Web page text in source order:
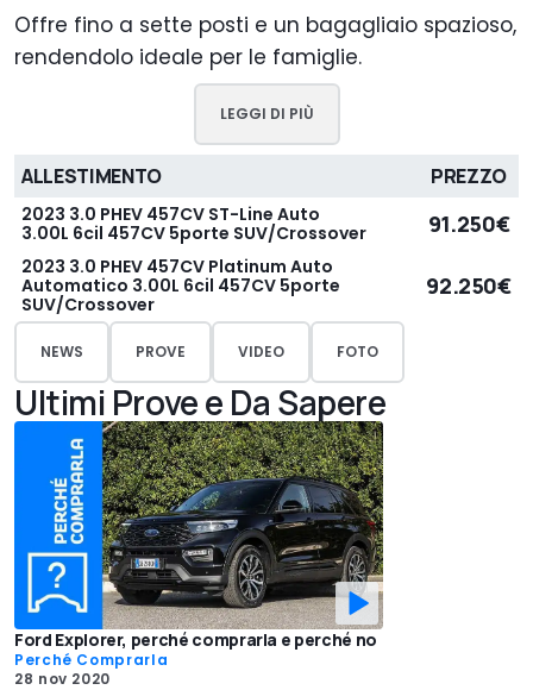
Offre fino a sette posti e un bagagliaio spazioso,
rendendolo ideale per le famiglie.
LEGGI DI PIÙ
ALLESTIMENTO PREZZO
2023 3.0 PHEV 457CV ST-Line Auto
3.00L 6cil 457CV 5porte SUV/Crossover
91.250€
2023 3.0 PHEV 457CV Platinum Auto
Automatico 3.00L 6cil 457CV 5porte
SUV/Crossover
92.250€
NEWS PROVE VIDEO FOTO
Ultimi Prove e Da Sapere
Ford Explorer, perché comprarla e perché no
Perché Comprarla
28 nov 2020